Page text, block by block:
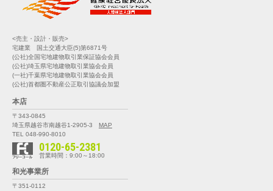
<売主・設計・販売>
宅建業 国土交通大臣(5)第6871号
(公社)全国宅地建物取引業保証協会会員
(公社)埼玉県宅地建物取引業協会会員
(一社)千葉県宅地建物取引業協会会員
(公社)首都圏不動産公正取引協議会加盟
本店
〒343-0845
埼玉県越谷市南越谷1-2905-3
MAP
TEL 048-990-8010
0120-65-2381
営業時間：9:00～18:00
和光事業所
〒351-0112